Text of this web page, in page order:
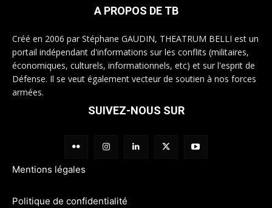
A PROPOS DE TB
Créé en 2006 par Stéphane GAUDIN, THEATRUM BELLI est un
portail indépendant d'informations sur les conflits (militaires,
économiques, culturels, informationnels, etc) et sur l'esprit de
Défense. Il se veut également vecteur de soutien à nos forces
armées.
SUIVEZ-NOUS SUR
Mentions légales
Politique de confidentialité